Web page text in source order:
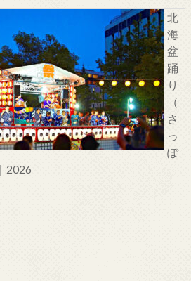
北
海
盆
踊
り
（
さ
っ
ぽ
2026